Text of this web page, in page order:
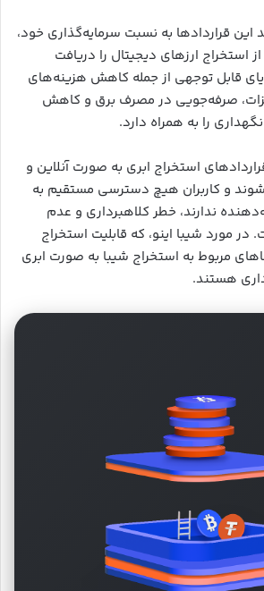
این قراردادها به نسبت سرمایه‌گذاری خود،
استخراج ارزهای دیجیتال را دریافت
قابل توجهی از جمله کاهش هزینه‌های
صرفه‌جویی در مصرف برق و کاهش
را به همراه دارد.
استخراج ابری به صورت آنلاین و
و کاربران هیچ دسترسی مستقیم به
ندارند، خطر کلاهبرداری و عدم
در مورد شیبا اینو، که قابلیت استخراج
مربوط به استخراج شیبا به صورت ابری
هستند.